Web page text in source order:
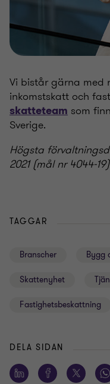
Vi bistår gärna med
inkomstskatt och
skatteteam som
Sverige.
Högsta
2021 (mål nr 4044-
TAGGAR
Branscher Bygg
Skattenyhet
Fastighetsbeskattning
DELA SIDAN